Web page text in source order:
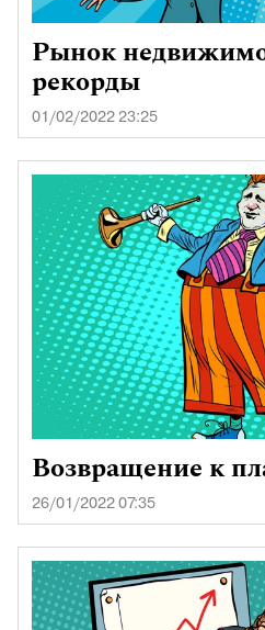
Рынок
рекорды
01/02/2022 23:25
Возвращение к
26/01/2022 07:35